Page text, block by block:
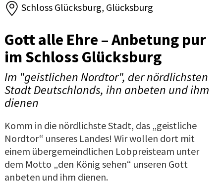
Schloss Glücksburg, Glücksburg
Gott alle Ehre – Anbetung pur
im Schloss Glücksburg
Im "geistlichen Nordtor", der nördlichsten
Stadt Deutschlands, ihn anbeten und ihm
dienen
Komm in die nördlichste Stadt, das „geistliche
Nordtor“ unseres Landes! Wir wollen dort mit
einem übergemeindlichen Lobpreisteam unter
dem Motto „den König sehen“ unseren Gott
anbeten und ihm dienen.